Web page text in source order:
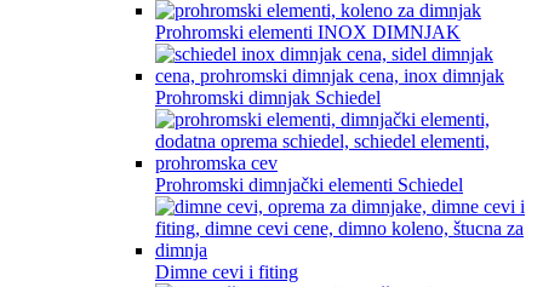
Prohromski elementi INOX DIMNJAK
Prohromski dimnjak Schiedel
Prohromski dimnjački elementi Schiedel
Dimne cevi i fiting